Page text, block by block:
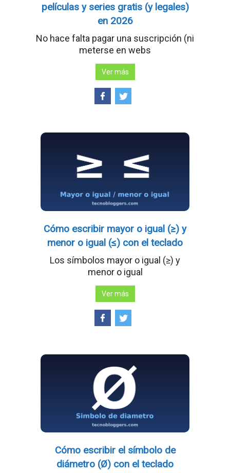
películas y series gratis (y legales)
en 2026
No hace falta pagar una suscripción (ni
meterse en webs
Ver más
Cómo escribir mayor o igual (≥) y
menor o igual (≤) con el teclado
Los símbolos mayor o igual (≥) y
menor o igual
Ver más
Cómo escribir el símbolo de
diámetro (Ø) con el teclado